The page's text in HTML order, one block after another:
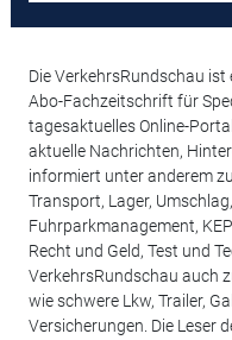
Die VerkehrsRundschau
Abo-Fachzeitschrift für
tagesaktuelles Online-
aktuelle Nachrichten,
informiert unter anderem
Transport, Lager,
Fuhrparkmanagement,
Recht und Geld, Test und
VerkehrsRundschau auch
wie schwere Lkw, Trailer,
Versicherungen. Die Leser